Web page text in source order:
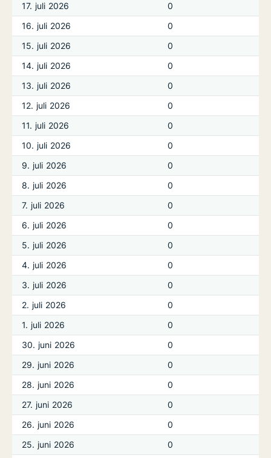
17. juli 2026
0
16. juli 2026
0
15. juli 2026
0
14. juli 2026
0
13. juli 2026
0
12. juli 2026
0
11. juli 2026
0
10. juli 2026
0
9. juli 2026
0
8. juli 2026
0
7. juli 2026
0
6. juli 2026
0
5. juli 2026
0
4. juli 2026
0
3. juli 2026
0
2. juli 2026
0
1. juli 2026
0
30. juni 2026
0
29. juni 2026
0
28. juni 2026
0
27. juni 2026
0
26. juni 2026
0
25. juni 2026
0